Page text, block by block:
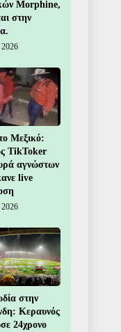
Morphine,
στην
Μεξικό:
TikToker
αγνώστων
live
στην
Κεραυνός
24χρονο